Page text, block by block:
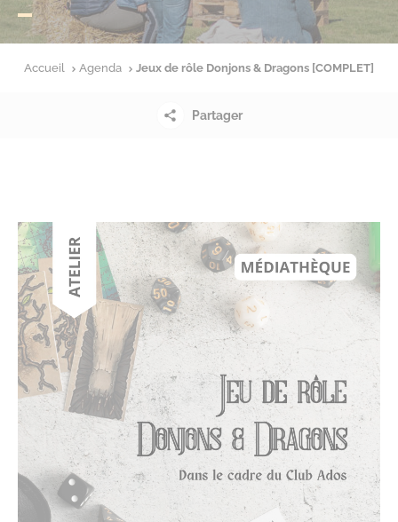
Accueil Agenda Jeux de rôle Donjons & Dragons [COMPLET]
Partager